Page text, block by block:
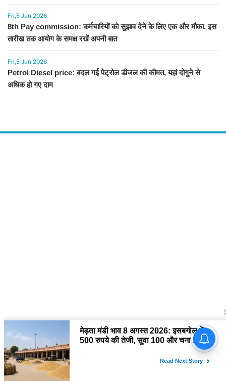
Fri,5 Jun 2026
8th Pay commission: कर्मचारियों को सुझाव देने के लिए एक और मौका, इस
तारीख तक आयोग के समक्ष रखें अपनी बात
Fri,5 Jun 2026
Petrol Diesel price: बदल गई पेट्रोल डीजल की कीमत, यहां दोगुने से
अधिक हो गए दाम
Follow Us
Copyright © 2026 The Chopal. All rights Reserved.
home